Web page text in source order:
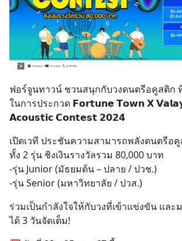
Thai
English
ฟอร์จูนทาวน์ ชวนสนุกกับวงดนตรีอคูสติก
ในการประกวด 𝗙𝗼𝗿𝘁𝘂𝗻𝗲 𝗧𝗼𝘄𝗻 𝗫
𝗔𝗰𝗼𝘂𝘀𝘁𝗶𝗰 𝗖𝗼𝗻𝘁𝗲𝘀𝘁 𝟮𝟬𝟮𝟰
เปิดเวที ประชันความสามารถพลังดนตรีอ
ทั้ง 2 รุ่น ชิงเงินรางวัลรวม 80,000 บาท
-รุ่น Junior (มัธยมต้น – ปลาย / ปวช.)
-รุ่น Senior (มหาวิทยาลัย / ปวส.)
ร่วมเป็นกำลังใจให้กับวงที่เข้าแข่งขัน แล
ได้ 3 วันจัดเต็ม!